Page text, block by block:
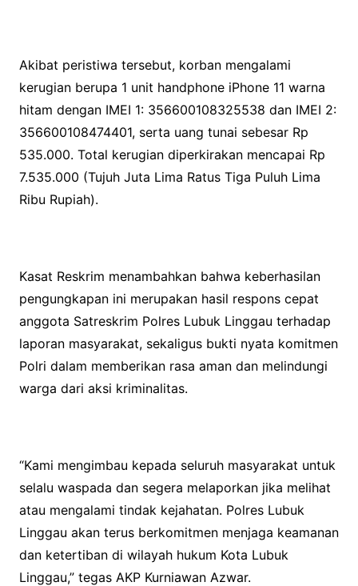
Akibat peristiwa tersebut, korban mengalami
kerugian berupa 1 unit handphone iPhone 11 warna
hitam dengan IMEI 1: 356600108325538 dan IMEI 2:
356600108474401, serta uang tunai sebesar Rp
535.000. Total kerugian diperkirakan mencapai Rp
7.535.000 (Tujuh Juta Lima Ratus Tiga Puluh Lima
Ribu Rupiah).
Kasat Reskrim menambahkan bahwa keberhasilan
pengungkapan ini merupakan hasil respons cepat
anggota Satreskrim Polres Lubuk Linggau terhadap
laporan masyarakat, sekaligus bukti nyata komitmen
Polri dalam memberikan rasa aman dan melindungi
warga dari aksi kriminalitas.
“Kami mengimbau kepada seluruh masyarakat untuk
selalu waspada dan segera melaporkan jika melihat
atau mengalami tindak kejahatan. Polres Lubuk
Linggau akan terus berkomitmen menjaga keamanan
dan ketertiban di wilayah hukum Kota Lubuk
Linggau,” tegas AKP Kurniawan Azwar.